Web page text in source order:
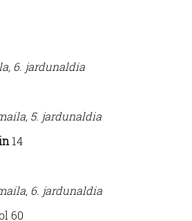
6. jardunaldia
5. jardunaldia
14
6. jardunaldia
60